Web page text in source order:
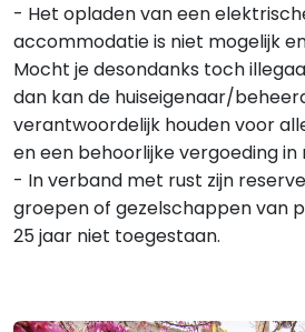
- Het opladen van een
accommodatie is niet mogelijk
Mocht je desondanks toch
dan kan de huiseigenaar/
verantwoordelijk houden voor
en een behoorlijke vergoeding
- In verband met rust zijn
groepen of gezelschappen van
25 jaar niet toegestaan.